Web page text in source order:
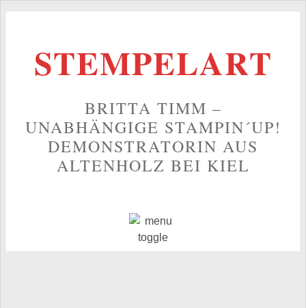
STEMPELART
BRITTA TIMM –
UNABHÄNGIGE STAMPIN´UP!
DEMONSTRATORIN AUS
ALTENHOLZ BEI KIEL